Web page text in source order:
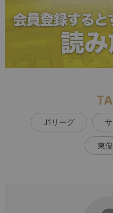
J1リーグ
東